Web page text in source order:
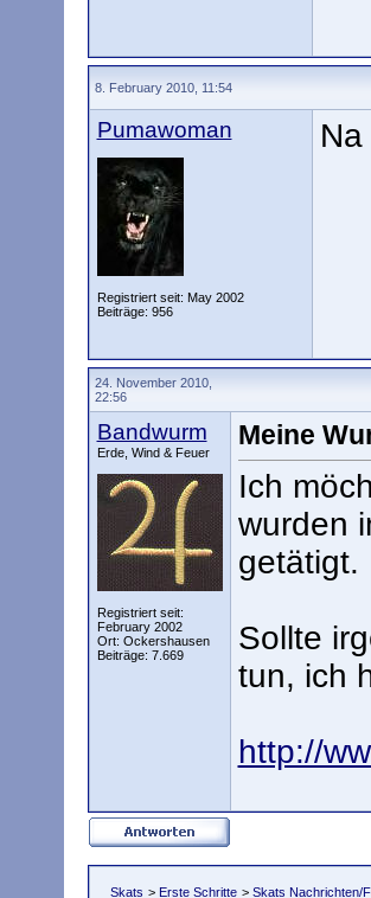
8. February 2010, 11:54
Pumawoman
Registriert seit: May 2002
Beiträge: 956
24. November 2010,
22:56
Bandwurm
Erde, Wind & Feuer
Registriert seit:
February 2002
Ort: Ockershausen
Beiträge: 7.669
Meine
Ich
wurden
getätigt.
Sollte
tun, ich
http://
Skats > Erste Schritte > Skats Nachrichten/